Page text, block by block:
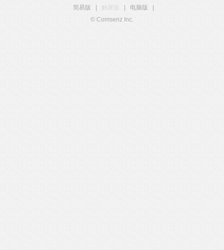
简易版
触屏版 电脑版
© Comsenz Inc.